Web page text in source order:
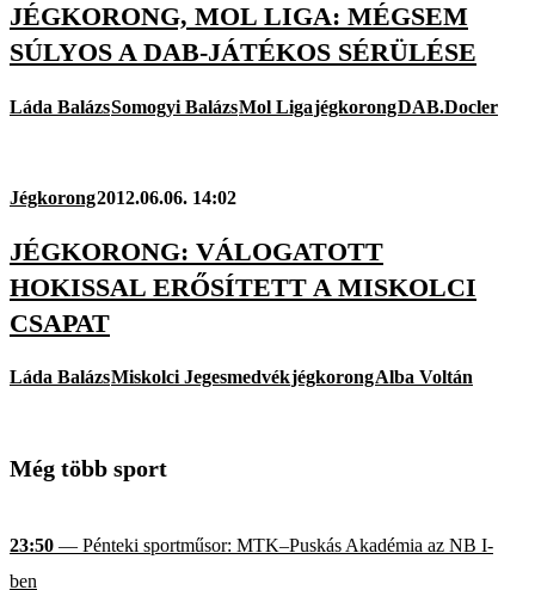
JÉGKORONG, MOL LIGA: MÉGSEM
SÚLYOS A DAB-JÁTÉKOS SÉRÜLÉSE
Láda BalázsSomogyi BalázsMol LigajégkorongDAB.Docler
Jégkorong2012.06.06. 14:02
JÉGKORONG: VÁLOGATOTT
HOKISSAL ERŐSÍTETT A MISKOLCI
CSAPAT
Láda BalázsMiskolci JegesmedvékjégkorongAlba Voltán
Még több sport
23:50 — Pénteki sportműsor: MTK–Puskás Akadémia az NB I-
ben